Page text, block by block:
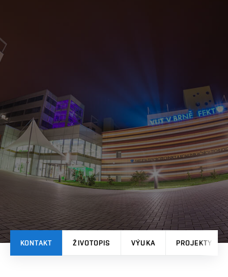
KONTAKT ŽIVOTOPIS VÝUKA PROJEKTY